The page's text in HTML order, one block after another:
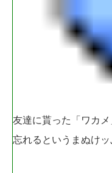
友達に貰った「ワカ
忘れるというまぬけッ